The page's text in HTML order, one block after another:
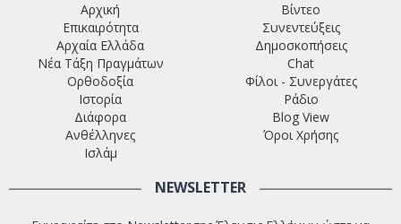
Αρχική
Επικαιρότητα
Αρχαία Ελλάδα
Νέα Τάξη Πραγμάτων
Ορθοδοξία
Ιστορία
Διάφορα
Ανθέλληνες
Ισλάμ
Βίντεο
Συνεντεύξεις
Δημοσκοπήσεις
Chat
Φίλοι - Συνεργάτες
Ράδιο
Blog View
Όροι Χρήσης
NEWSLETTER